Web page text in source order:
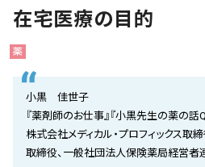
健康川柳
DRP医療情報館とは?
会社概要
お知らせ
在宅医療の目的
薬
小黒 佳世子
『薬剤師のお仕事』『小黒先生の薬の話
株式会社メディカル・プロフィックス取
取締役、一般社団法人保険薬局経営者